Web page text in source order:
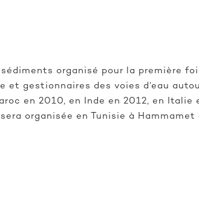
organisé pour la première
et gestionnaires des voies d’eau
en 2010, en Inde en 2012, en Italie
organisée en Tunisie à Hammamet